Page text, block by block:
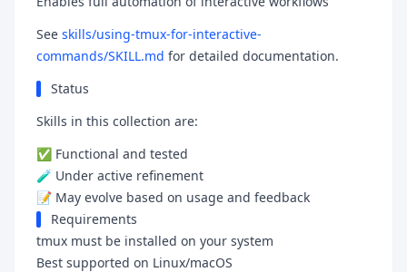
See skills/using-tmux-for-interactive-
commands/SKILL.md for detailed documentation.
Status
Skills in this collection are:
✅ Functional and tested
🧪 Under active refinement
📝 May evolve based on usage and feedback
Requirements
tmux must be installed on your system
Best supported on Linux/macOS